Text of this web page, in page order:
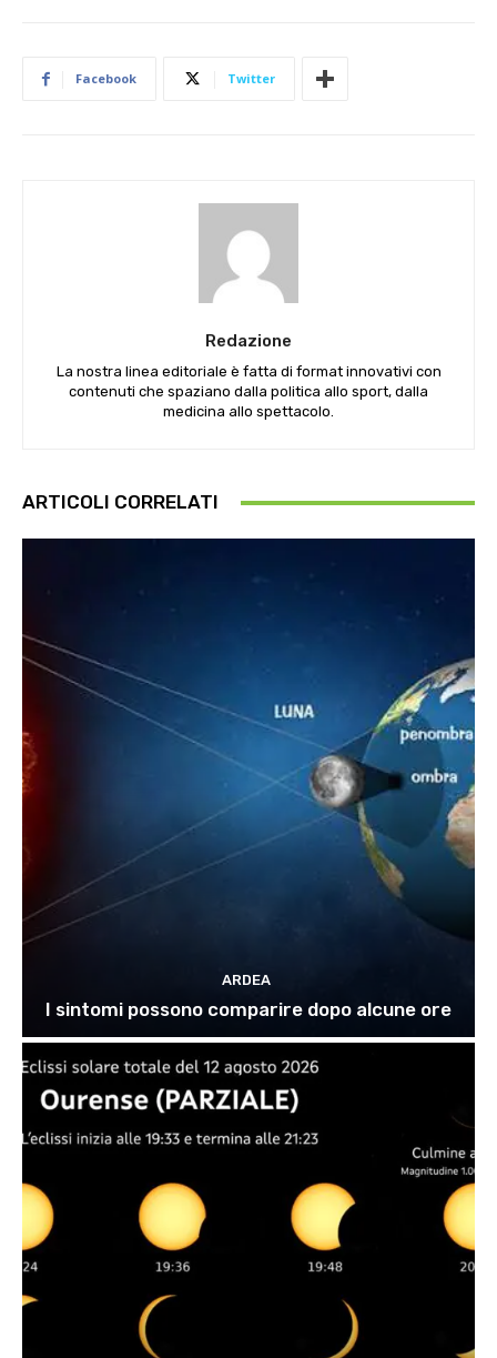
Facebook Twitter
Redazione
La nostra linea editoriale è fatta di format innovativi con
contenuti che spaziano dalla politica allo sport, dalla
medicina allo spettacolo.
ARTICOLI CORRELATI
ARDEA
I sintomi possono comparire dopo alcune ore